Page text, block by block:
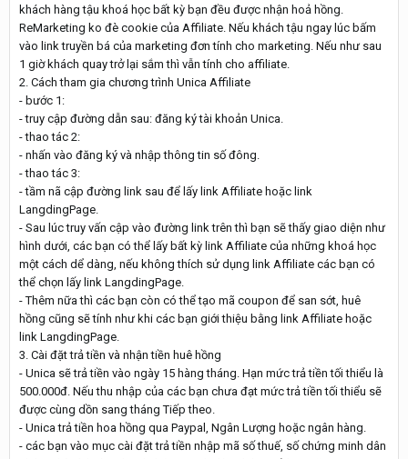
khách hàng tậu khoá học bất kỳ bạn đều được nhận hoả hồng.
ReMarketing ko đè cookie của Affiliate. Nếu khách tậu ngay lúc bấm
vào link truyền bá của marketing đơn tính cho marketing. Nếu như sau
1 giờ khách quay trở lại sắm thì vẫn tính cho affiliate.
2. Cách tham gia chương trình Unica Affiliate
- bước 1:
- truy cập đường dẫn sau: đăng ký tài khoản Unica.
- thao tác 2:
- nhấn vào đăng ký và nhập thông tin số đông.
- thao tác 3:
- tầm nã cập đường link sau để lấy link Affiliate hoặc link
LangdingPage.
- Sau lúc truy vấn cập vào đường link trên thì bạn sẽ thấy giao diện như
hình dưới, các bạn có thể lấy bất kỳ link Affiliate của những khoá học
một cách dể dàng, nếu không thích sử dụng link Affiliate các bạn có
thể chọn lấy link LangdingPage.
- Thêm nữa thì các bạn còn có thể tạo mã coupon để san sớt, huê
hồng cũng sẽ tính như khi các bạn giới thiệu bằng link Affiliate hoặc
link LangdingPage.
3. Cài đặt trả tiền và nhận tiền huê hồng
- Unica sẽ trả tiền vào ngày 15 hàng tháng. Hạn mức trả tiền tối thiểu là
500.000đ. Nếu thu nhập của các bạn chưa đạt mức trả tiền tối thiểu sẽ
được cùng dồn sang tháng Tiếp theo.
- Unica trả tiền hoa hồng qua Paypal, Ngân Lượng hoặc ngân hàng.
- các bạn vào mục cài đặt trả tiền nhập mã số thuế, số chứng minh dân